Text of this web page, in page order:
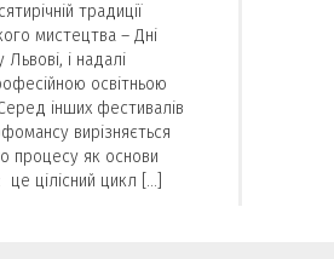
традиції
мистецтва – Дні
і надалі
освітньою
інших фестивалів
вирізняється
процесу як основи
це цілісний цикл […]